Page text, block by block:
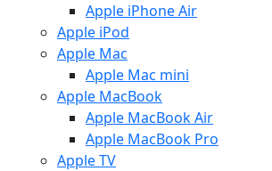
Apple iPhone Air
Apple iPod
Apple Mac
Apple Mac mini
Apple MacBook
Apple MacBook Air
Apple MacBook Pro
Apple TV